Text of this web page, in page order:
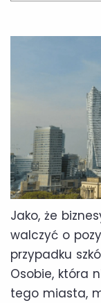
Jako, że
walczyć o
przypadku
Osobie, która
tego miasta,